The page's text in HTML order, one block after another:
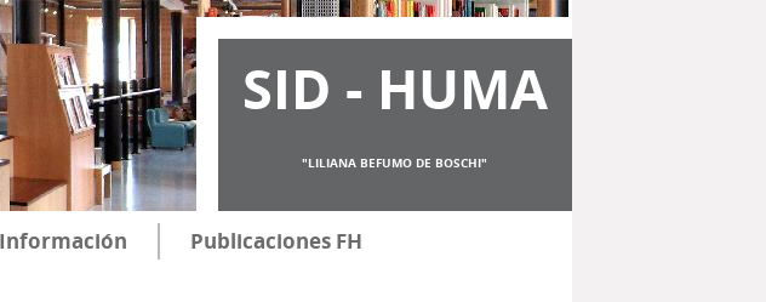
SID - HUMA
"LILIANA BEFUMO DE BOSCHI"
Información Publicaciones FH